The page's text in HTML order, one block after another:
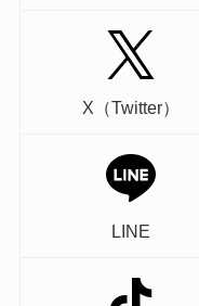
X（Twitter）
LINE